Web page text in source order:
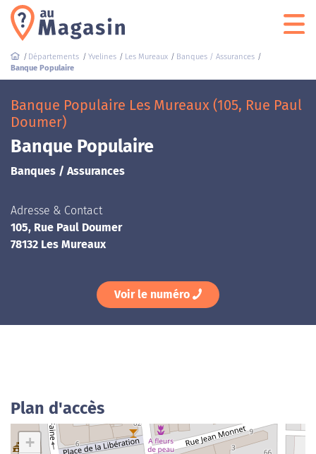
Départements Yvelines Les Mureaux
Banques / Assurances
Banque Populaire
Banque Populaire Les Mureaux (105, Rue Paul
Doumer)
Banque Populaire
Banques / Assurances
Adresse & Contact
105, Rue Paul Doumer
78132 Les Mureaux
Voir le numéro
Plan d'accès
+